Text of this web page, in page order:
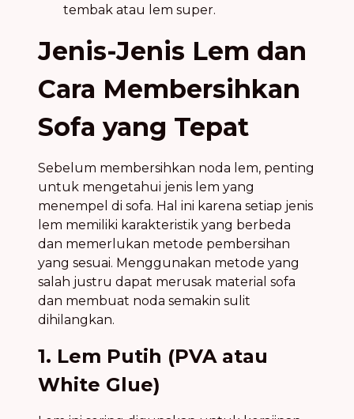
tembak atau lem super.
Jenis-Jenis Lem dan
Cara Membersihkan
Sofa yang Tepat
Sebelum membersihkan noda lem, penting
untuk mengetahui jenis lem yang
menempel di sofa. Hal ini karena setiap jenis
lem memiliki karakteristik yang berbeda
dan memerlukan metode pembersihan
yang sesuai. Menggunakan metode yang
salah justru dapat merusak material sofa
dan membuat noda semakin sulit
dihilangkan.
1. Lem Putih (PVA atau
White Glue)